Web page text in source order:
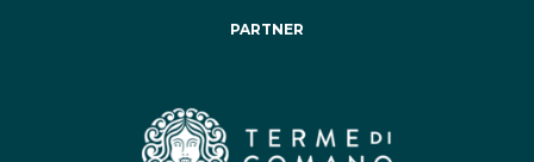
PARTNER